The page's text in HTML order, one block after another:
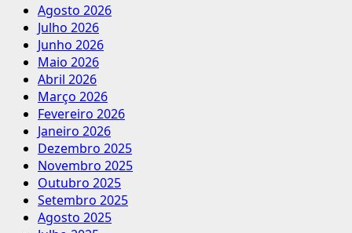
Agosto 2026
Julho 2026
Junho 2026
Maio 2026
Abril 2026
Março 2026
Fevereiro 2026
Janeiro 2026
Dezembro 2025
Novembro 2025
Outubro 2025
Setembro 2025
Agosto 2025